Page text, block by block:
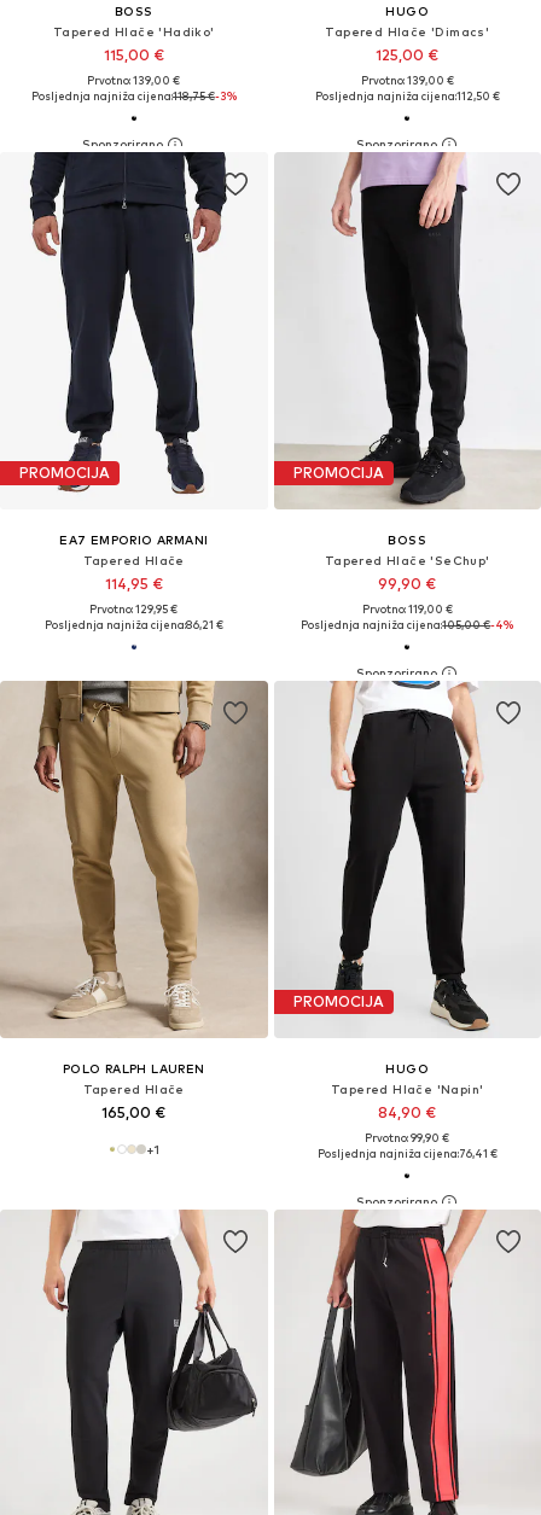
BOSS
Tapered Hlače 'Hadiko'
115,00 €
Prvotno: 139,00 €
Posljednja najniža cijena:118,75 €-3%
HUGO
Tapered Hlače 'Dimacs'
125,00 €
Prvotno: 139,00 €
Posljednja najniža cijena:112,50 €
PROMOCIJA
EA7 EMPORIO ARMANI
Tapered Hlače
114,95 €
Prvotno: 129,95 €
Posljednja najniža cijena:86,21 €
PROMOCIJA
BOSS
Tapered Hlače 'SeChup'
99,90 €
Prvotno: 119,00 €
Posljednja najniža cijena:105,00 €-4%
POLO RALPH LAUREN
Tapered Hlače
165,00 €
+1
PROMOCIJA
HUGO
Tapered Hlače 'Napin'
84,90 €
Prvotno: 99,90 €
Posljednja najniža cijena:76,41 €